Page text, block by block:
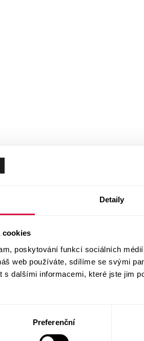
Detaily
cookies
poskytování funkcí sociálních
web používáte, sdílíme se svými
s dalšími informacemi, které jste jim
Preferenční